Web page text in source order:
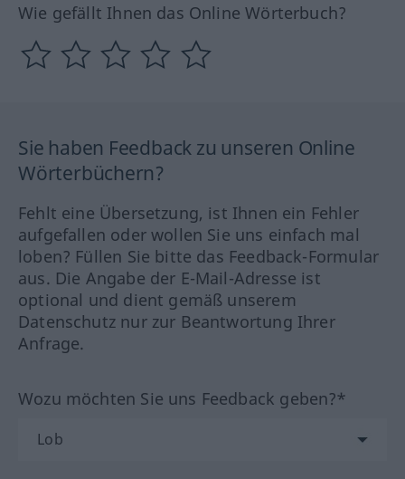
Wie gefällt Ihnen das Online Wörterbuch?
Sie haben Feedback zu unseren Online
Wörterbüchern?
Fehlt eine Übersetzung, ist Ihnen ein Fehler
aufgefallen oder wollen Sie uns einfach mal
loben? Füllen Sie bitte das Feedback-Formular
aus. Die Angabe der E-Mail-Adresse ist
optional und dient gemäß unserem
Datenschutz nur zur Beantwortung Ihrer
Anfrage.
Wozu möchten Sie uns Feedback geben?*